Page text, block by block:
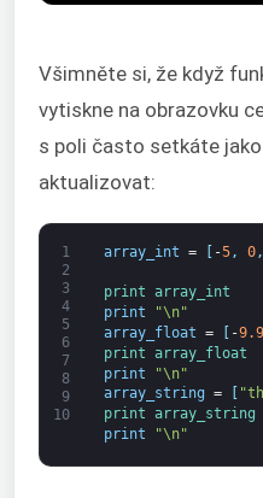
Všimněte si, že když
vytiskne na obrazovku
s poli často setkáte
aktualizovat:
1
2
3
4
5
6
7
8
9
10
array_int = [ -5, 0,
print array_int
print
"\n"
array_float = -
print array_float
print
"\n"
array_string =
print array_string
print
"\n"